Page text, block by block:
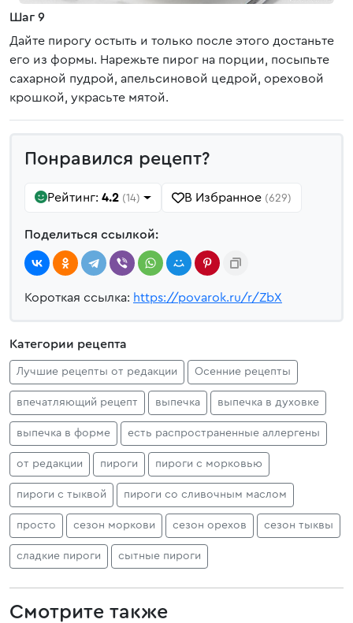
Шаг 9
Дайте пирогу остыть и только после этого достаньте
его из формы. Нарежьте пирог на порции, посыпьте
сахарной пудрой, апельсиновой цедрой, ореховой
крошкой, украсьте мятой.
Понравился рецепт?
Рейтинг: 4.2 (14) В Избранное (629)
Поделиться ссылкой:
Короткая ссылка: https://povarok.ru/r/ZbX
Категории рецепта
Лучшие рецепты от редакции Осенние рецепты
впечатляющий рецепт выпечка выпечка в духовке
выпечка в форме есть распространенные аллергены
от редакции пироги пироги с морковью
пироги с тыквой пироги со сливочным маслом
просто сезон моркови сезон орехов сезон тыквы
сладкие пироги сытные пироги
Смотрите также